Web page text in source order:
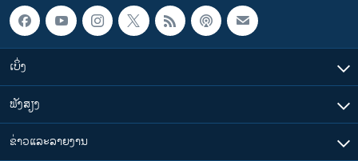
ເບິ່ງ
ຟັງສຽງ
ຂ່າວແລະລາຍງານ